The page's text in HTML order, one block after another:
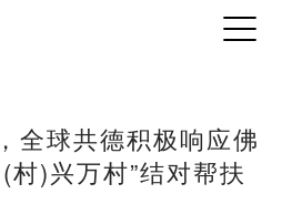
全球共德积极响应佛
村)兴万村”结对帮扶